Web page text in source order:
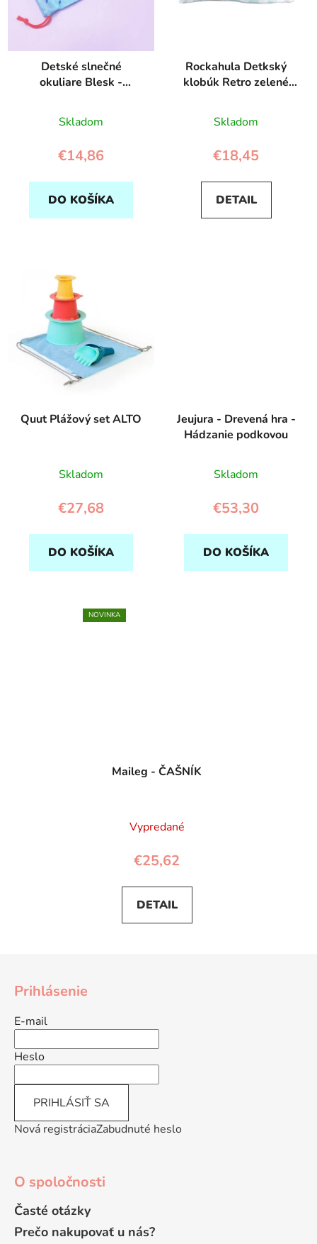
Detské slnečné
okuliare Blesk -
Skladom
€14,86
DO KOŠÍKA
Rockahula Detkský
klobúk Retro zelené
Skladom
€18,45
DETAIL
Quut Plážový set ALTO
Skladom
€27,68
DO KOŠÍKA
Jeujura - Drevená hra -
Hádzanie podkovou
Skladom
€53,30
DO KOŠÍKA
NOVINKA
Maileg - ČAŠNÍK
Vypredané
€25,62
DETAIL
Prihlásenie
E-mail
Heslo
PRIHLÁSIŤ SA
Nová registráciaZabudnuté heslo
O spoločnosti
Časté otázky
Prečo nakupovať u nás?